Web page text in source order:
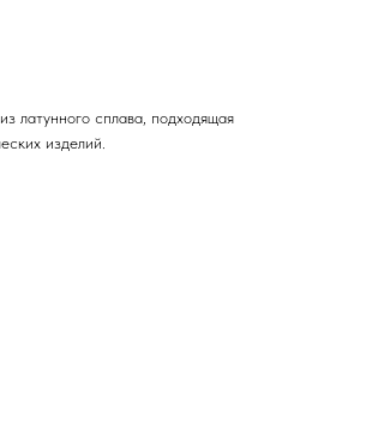
латунного сплава, подходящая
изделий.